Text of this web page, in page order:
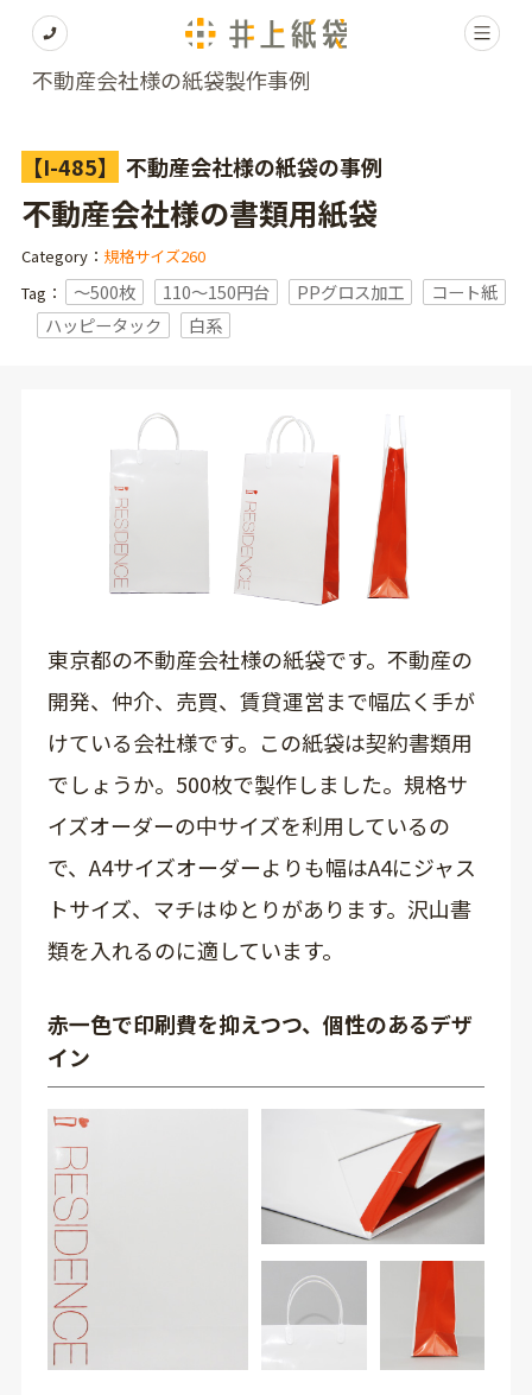
不動産会社様の紙袋製作事例
【I-485】 不動産会社様の紙袋の事例
不動産会社様の書類用紙袋
Category： 規格サイズ260
Tag：
〜500枚 110～150円台 PPグロス加工
コート紙
ハッピータック
白系
東京都の不動産会社様の紙袋です。不動産の
開発、仲介、売買、賃貸運営まで幅広く手が
けている会社様です。この紙袋は契約書類用
でしょうか。500枚で製作しました。規格サ
イズオーダーの中サイズを利用しているの
で、A4サイズオーダーよりも幅はA4にジャス
トサイズ、マチはゆとりがあります。沢山書
類を入れるのに適しています。
赤一色で印刷費を抑えつつ、個性のあるデザ
イン